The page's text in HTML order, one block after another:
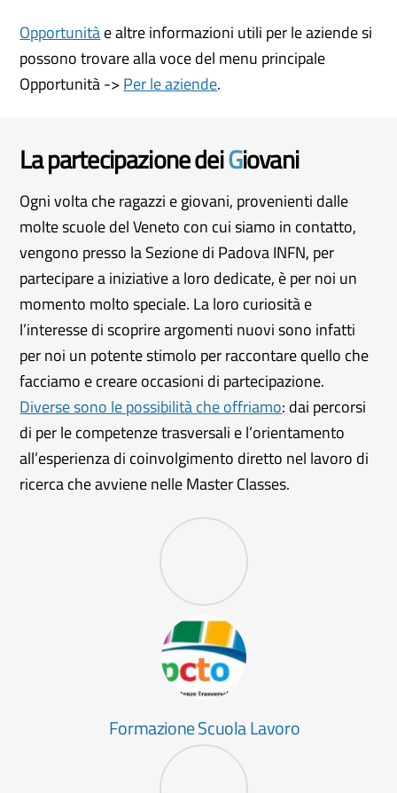
Opportunitàe altre informazioni utili per le aziende si
possono trovare alla voce del menu principale
Opportunità -> Per le aziende.
La partecipazione deiGiovani
Ogni volta che ragazzi e giovani, provenienti dalle
molte scuole del Veneto con cui siamo in contatto,
vengono presso la Sezione di Padova INFN, per
partecipare a iniziative a loro dedicate, è per noi un
momento molto speciale. La loro curiosità e
l’interesse di scoprire argomenti nuovi sono infatti
per noi un potente stimolo per raccontare quello che
facciamo e creare occasioni di partecipazione.
Diverse sono le possibilità che offriamo: dai percorsi
di per le competenze trasversali e l’orientamento
all’esperienza di coinvolgimento diretto nel lavoro di
ricerca che avviene nelle Master Classes.
Formazione Scuola Lavoro